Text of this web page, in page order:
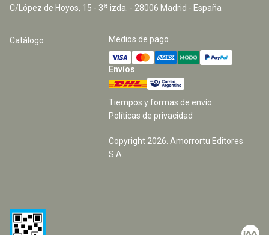
C/López de Hoyos, 15 - 3a izda. - 28006 Madrid - España
Catálogo Medios de pago
Envíos
Tiempos y formas de envío
Políticas de privacidad
Copyright 2026 . Amorrortu Editores
S.A.